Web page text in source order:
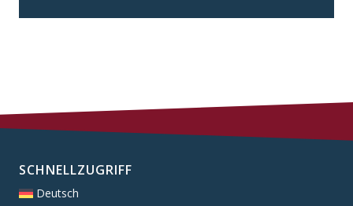
SCHNELLZUGRIFF
Deutsch